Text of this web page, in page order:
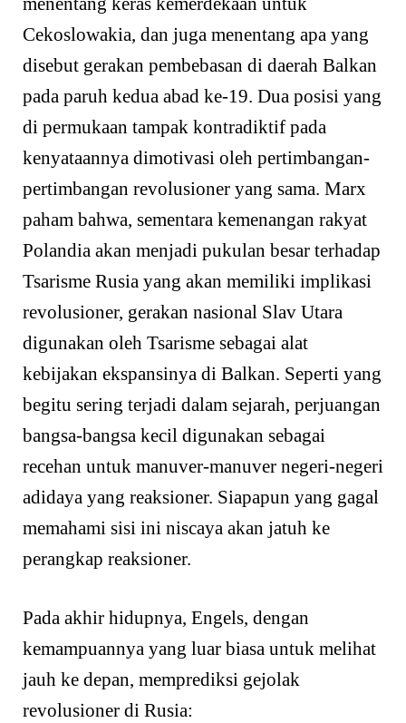
Cekoslowakia, dan juga menentang apa yang
disebut gerakan pembebasan di daerah Balkan
pada paruh kedua abad ke-19. Dua posisi yang
di permukaan tampak kontradiktif pada
kenyataannya dimotivasi oleh pertimbangan-
pertimbangan revolusioner yang sama. Marx
paham bahwa, sementara kemenangan rakyat
Polandia akan menjadi pukulan besar terhadap
Tsarisme Rusia yang akan memiliki implikasi
revolusioner, gerakan nasional Slav Utara
digunakan oleh Tsarisme sebagai alat
kebijakan ekspansinya di Balkan. Seperti yang
begitu sering terjadi dalam sejarah, perjuangan
bangsa-bangsa kecil digunakan sebagai
recehan untuk manuver-manuver negeri-negeri
adidaya yang reaksioner. Siapapun yang gagal
memahami sisi ini niscaya akan jatuh ke
perangkap reaksioner.
Pada akhir hidupnya, Engels, dengan
kemampuannya yang luar biasa untuk melihat
jauh ke depan, memprediksi gejolak
revolusioner di Rusia: